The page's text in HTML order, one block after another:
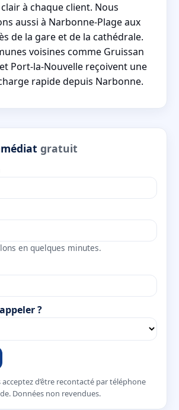
à chaque client. Nous
aussi à Narbonne-Plage aux
de la gare et de la cathédrale.
voisines comme Gruissan
Port-la-Nouvelle reçoivent une
rapide depuis Narbonne.
gratuit
en quelques minutes.
?
d’être recontacté par téléphone
Données non revendues.